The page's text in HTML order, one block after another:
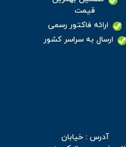
قیمت
ارائه فاکتور رسمی
ارسال به سراسر کشور
آدرس : خیابان